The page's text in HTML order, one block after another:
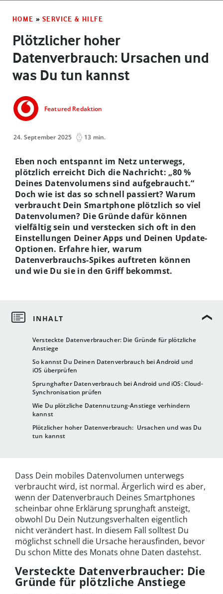
HOME » SERVICE & HILFE
Plötzlicher hoher
Datenverbrauch: Ursachen und
was Du tun kannst
Featured Redaktion
24. September 2025 13 min.
Versteckte Datenverbraucher: Die Gründe für plötzliche
Anstiege
So kannst Du Deinen Datenverbrauch bei Android und
iOS überprüfen
Sprunghafter Datenverbrauch bei Android und iOS: Cloud-
Synchronisation prüfen
Wie Du plötzliche Datennutzung-Anstiege verhindern
kannst
Plötzlicher hoher Datenverbrauch: Ursachen und was Du
tun kannst
Eben noch entspannt im Netz unterwegs,
plötzlich erreicht Dich die Nachricht: „80 %
Deines Datenvolumens sind aufgebraucht.“
Doch wie ist das so schnell passiert? Warum
verbraucht Dein Smartphone plötzlich so viel
Datenvolumen? Die Gründe dafür können
vielfältig sein und verstecken sich oft in den
Einstellungen Deiner Apps und Deinen Update-
Optionen. Erfahre hier, warum
Datenverbrauchs-Spikes auftreten können
und wie Du sie in den Griff bekommst.
Dass Dein mobiles Datenvolumen unterwegs
verbraucht wird, ist normal. Ärgerlich wird es aber,
wenn der Datenverbrauch Deines Smartphones
scheinbar ohne Erklärung sprunghaft ansteigt,
obwohl Du Dein Nutzungsverhalten eigentlich
nicht verändert hast. In diesem Fall solltest Du
möglichst schnell die Ursache herausfinden, bevor
Du schon Mitte des Monats ohne Daten dastehst.
Versteckte Datenverbraucher: Die
Gründe für plötzliche Anstiege